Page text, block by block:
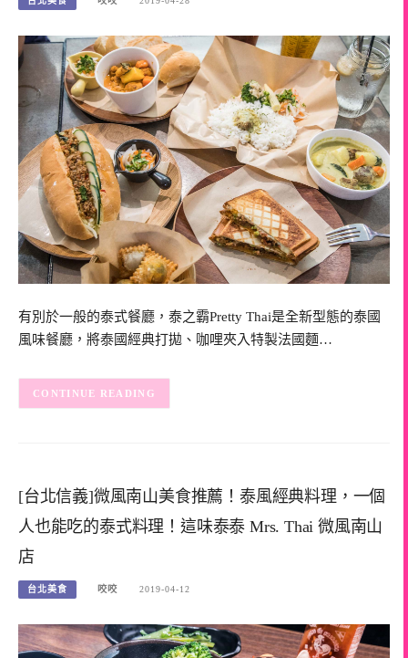
有別於一般的泰式餐廳，泰之霸Pretty Thai是全新型態的泰國
風味餐廳，將泰國經典打拋、咖哩夾入特製法國麵…
CONTINUE READING
[台北信義]微風南山美食推薦！泰風經典料理，一個
人也能吃的泰式料理！這味泰泰 Mrs. Thai 微風南山
店
台北美食 咬咬 2019-04-12